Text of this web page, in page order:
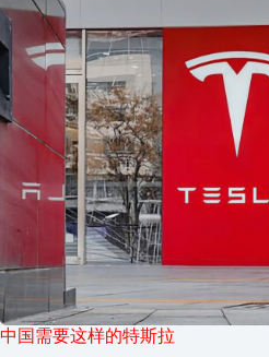
中国需要这样的特斯拉